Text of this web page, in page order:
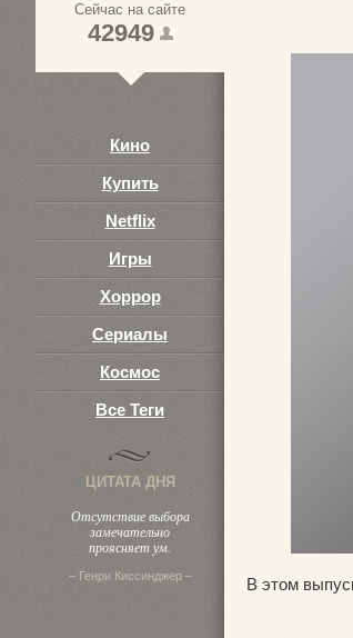
Сейчас на сайте
42949
Кино
Купить
Netflix
Игры
Хоррор
Сериалы
Космос
Все Теги
ЦИТАТА ДНЯ
Отсутствие выбора
замечательно
проясняет ум.
– Генри Киссинджер – В этом